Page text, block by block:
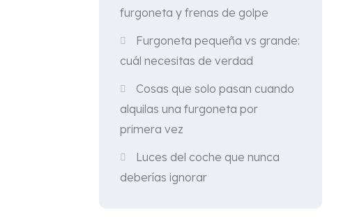
furgoneta y frenas de golpe
Furgoneta pequeña vs grande:
cuál necesitas de verdad
Cosas que solo pasan cuando
alquilas una furgoneta por
primera vez
Luces del coche que nunca
deberías ignorar